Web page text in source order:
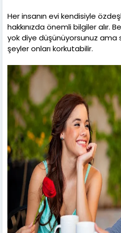
Her insanın evi kendisiyle
hakkınızda önemli bilgiler alır.
yok diye düşünüyorsunuz ama
şeyler onları korkutabilir.